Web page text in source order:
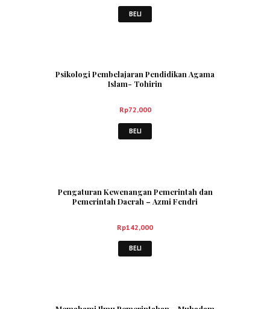
BELI
Psikologi Pembelajaran Pendidikan Agama
Islam- Tohirin
Rp72,000
BELI
Pengaturan Kewenangan Pemerintah dan
Pemerintah Daerah – Azmi Fendri
Rp142,000
BELI